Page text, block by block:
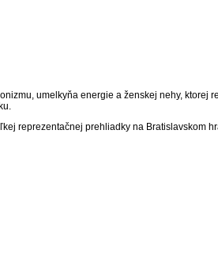
umelkyňa energie a ženskej nehy,
reprezentačnej prehliadky na Bratislavskom